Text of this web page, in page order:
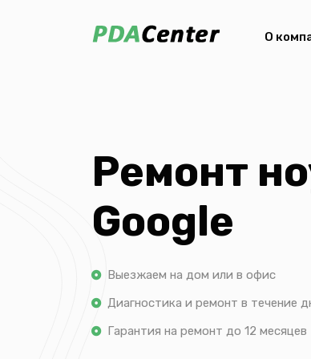
О
Ремонт
Google
Выезжаем на дом или в офис
Диагностика и ремонт в течение
Гарантия на ремонт до 12 месяцев